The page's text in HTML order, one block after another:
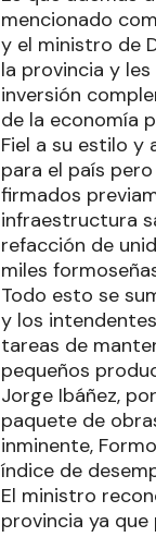
mencionado
y el ministro de
la provincia y
inversión
de la economía
Fiel a su estilo y
para el país
firmados
infraestructura
refacción de
miles
Todo esto se
y los
tareas de
pequeños
Jorge Ibáñez,
paquete de
inminente,
índice de
El ministro
provincia ya